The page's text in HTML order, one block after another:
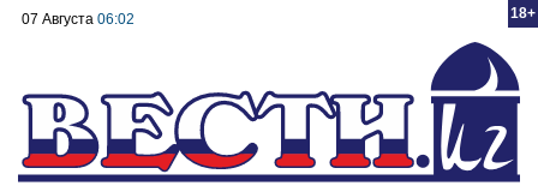
18+
07 Августа 06:02